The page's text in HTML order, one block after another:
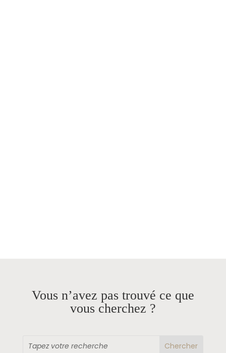
Vous n’avez pas trouvé ce que
vous cherchez ?